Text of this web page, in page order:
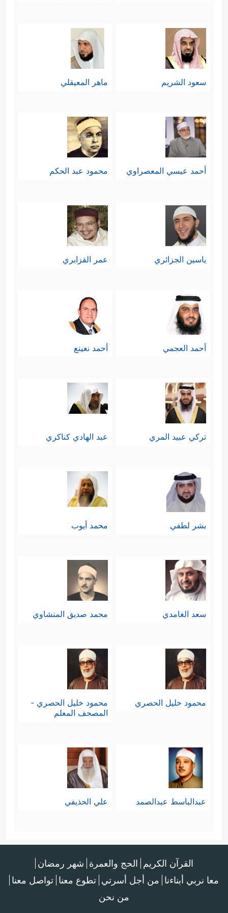
سعود الشريم ماهر المعيقلي
أحمد عيسي المعصراوي محمود عبد الحكم
ياسين الجزائري عمر القزابري
أحمد العجمي أحمد نعينع
تركي عبيد المري عبد الهادي كناكري
بشر لطفي محمد أيوب
سعد الغامدي محمد صديق المنشاوي
محمود خليل الحصري
محمود خليل الحصري -
المصحف المعلم
عبدالباسط عبدالصمد علي الحذيفي
القرآن الكريم الحج والعمرة شهر رمضان
معا نربي أبناءنا من أجل أسرتي تطوع معنا تواصل معنا
من نحن